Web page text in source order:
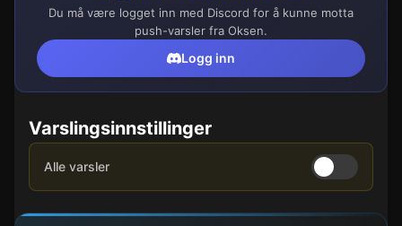
Du må være logget inn med Discord for å kunne motta
push-varsler fra Oksen.
Logg inn
Varslingsinnstillinger
Alle varsler